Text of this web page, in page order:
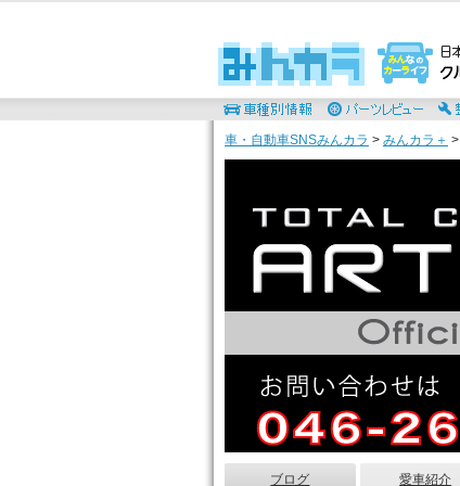
車・自動車SNSみんカラ > みんカラ＋ >
ブログ 愛車紹介